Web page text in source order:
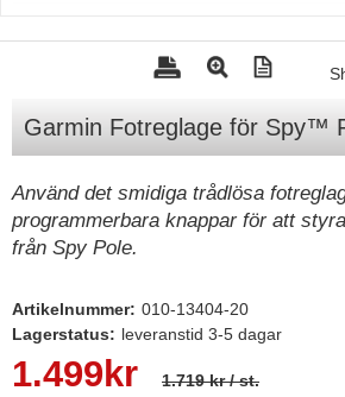
Mercury Servicedelar
Lowrance
Humminbird
Simrad
Båttillbehör
Hummertina
Varta - Batterier
Garmin Fotreglage för Spy™
Använd det smidiga trådlösa
programmerbara knappar för att
från Spy Pole.
Artikelnummer: 010-13404-20
Lagerstatus: leveranstid 3-5 dagar
1.499 kr 1.719 kr/ st.